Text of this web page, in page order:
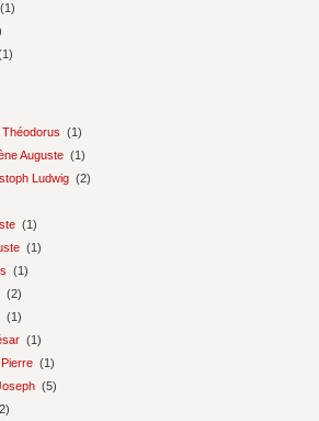
(1)
(1)
Auguste (1)
Ludwig (2)
(1)
(1)
(1)
(2)
(1)
(1)
(1)
(5)